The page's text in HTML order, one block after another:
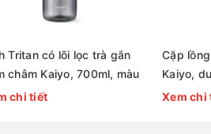
Tritan có lõi lọc trà gắn
châm Kaiyo, 700ml, màu
[mã KTB-8319]
chi tiết
Cặp
Kaiyo,
[mã
Xem chi